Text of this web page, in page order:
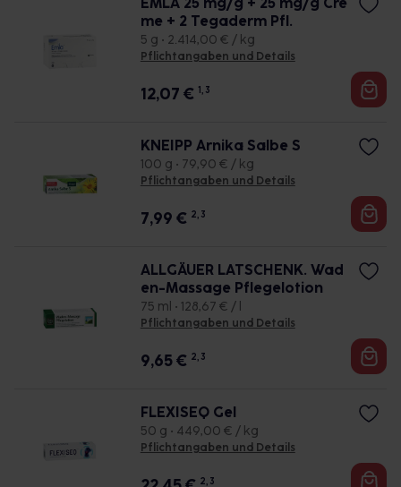
me + 2 Tegaderm Pfl.
5 g • 2.414,00 € / kg
Pflichtangaben und Details
12,07 € 1, 3
KNEIPP Arnika Salbe S
100 g • 79,90 € / kg
Pflichtangaben und Details
7,99 € 2, 3
ALLGÄUER LATSCHENK. Wad
en-Massage Pflegelotion
75 ml • 128,67 € / l
Pflichtangaben und Details
9,65€ 2, 3
FLEXISEQ Gel
50 g • 449,00 € / kg
Pflichtangaben und Details
2, 3